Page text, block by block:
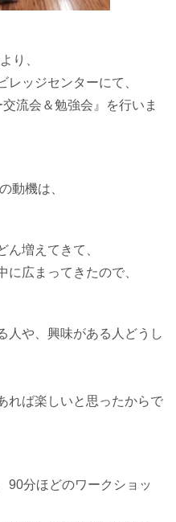
り、
ッジセンターにて、
流会＆勉強会』を行いま
動機は、
ん増えてきて、
に広まってきたので、
人や、興味がある人どうし
れば楽しいと思ったからで
90分ほどのワークショッ